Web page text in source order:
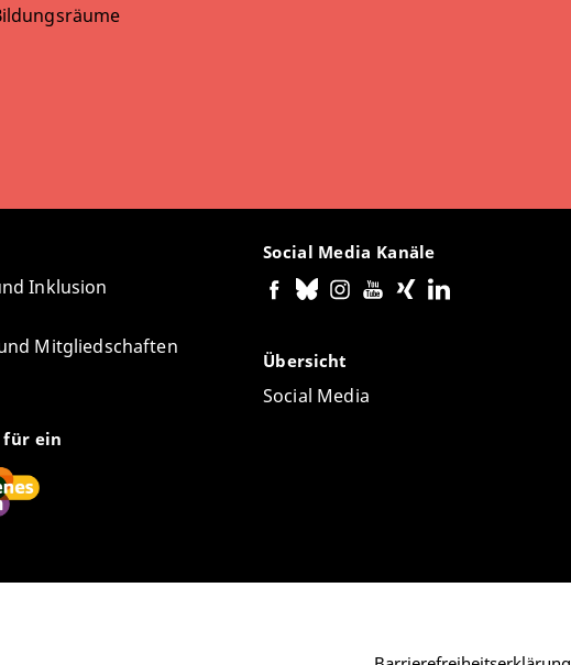
Inklusion
Mitgliedschaften
für ein
Social Media Kanäle
Übersicht
Social Media